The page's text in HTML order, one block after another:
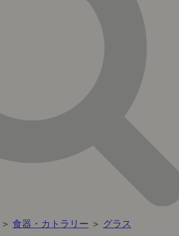
＞ 食器・カトラリー ＞ グラス